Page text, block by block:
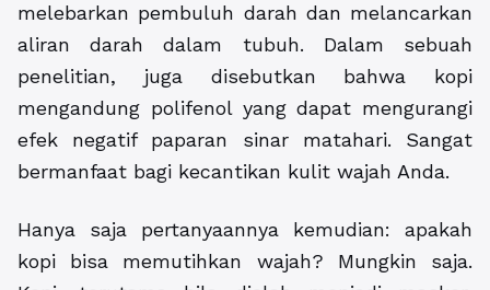
melebarkan pembuluh darah dan melancarkan
aliran darah dalam tubuh. Dalam sebuah
penelitian, juga disebutkan bahwa kopi
mengandung polifenol yang dapat mengurangi
efek negatif paparan sinar matahari. Sangat
bermanfaat bagi kecantikan kulit wajah Anda.
Hanya saja pertanyaannya kemudian: apakah
kopi bisa memutihkan wajah? Mungkin saja.